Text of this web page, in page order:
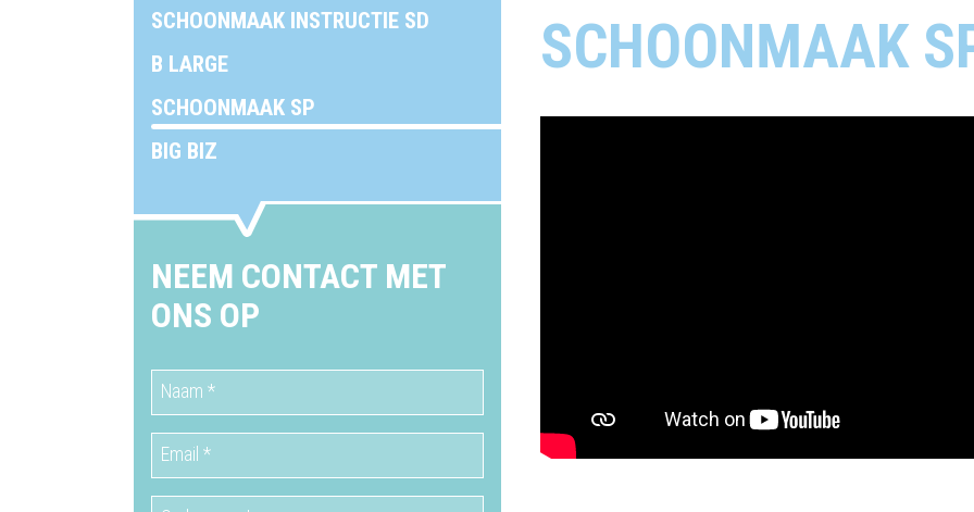
SCHOONMAAK INSTRUCTIE SD
B LARGE
SCHOONMAAK SP
BIG BIZ
NEEM CONTACT MET
ONS OP
SCHOONMAAK